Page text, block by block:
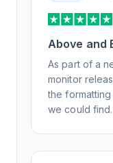
Above and
As part of a
monitor
the
we could
day, but I